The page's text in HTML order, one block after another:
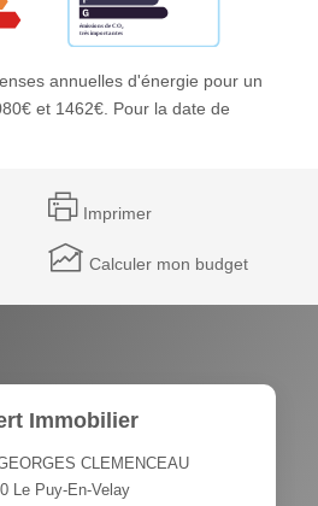
annuelles d'énergie pour un
et 1462€. Pour la date de
Imprimer
Calculer mon budget
Immobilier
CLEMENCEAU
Le Puy-En-Velay